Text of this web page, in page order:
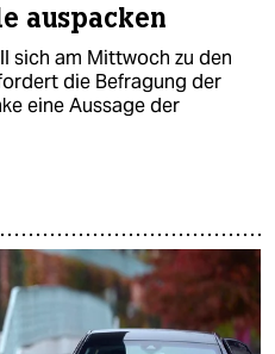
auspacken
sich am Mittwoch zu den
die Befragung der
eine Aussage der